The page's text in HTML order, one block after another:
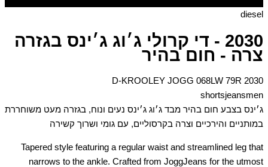
diesel
2030 - די קרולי ג׳וג ג׳ינס בגזרה
צרה - חום בהיר
2030 D-KROOLEY JOGG 068LW 79R
shortsjeansmen
ג׳ינס בצבע חום בהיר מבד ג׳וג ג׳ינס נעים ונוח, בגזרה מעט משוחררת
במותניים והירכיים וצרה בקרסוליים, עם גומי ושרוך קשירה
Tapered style featuring a regular waist and streamlined leg that
narrows to the ankle. Crafted from JoggJeans for the utmost